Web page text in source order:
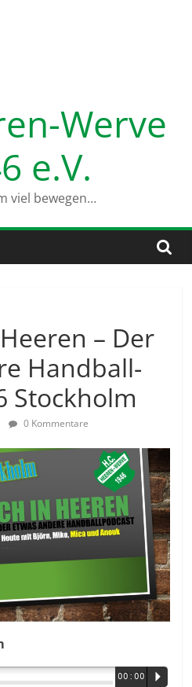
Werve
e.V.
viel bewegen…
– Der
Handball-
Stockholm
0 Kommentare
00:00 P